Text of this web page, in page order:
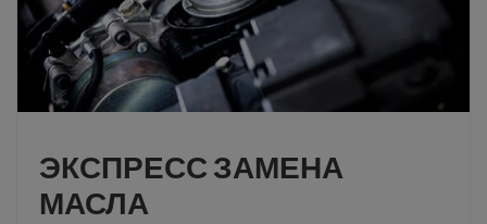
ЭКСПРЕСС ЗАМЕНА
МАСЛА